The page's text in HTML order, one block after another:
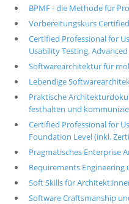
BPMF - die Methode für
Vorbereitungskurs
Certified Professional for
Usability Testing,
Softwarearchitektur für
Lebendige
Praktische
festhalten und
Certified Professional for
Foundation Level (inkl.
Pragmatisches Enterprise
Requirements
Soft Skills für
Software Craftsmanship